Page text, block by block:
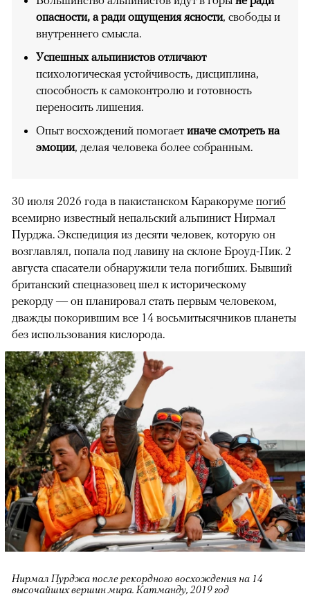
опасности, а ради ощущения ясности, свободы и
внутреннего смысла.
Успешных альпинистов отличают
психологическая устойчивость, дисциплина,
способность к самоконтролю и готовность
переносить лишения.
Опыт восхождений помогает иначе смотреть на
эмоции, делая человека более собранным.
30 июля 2026 года в пакистанском Каракоруме погиб
всемирно известный непальский альпинист Нирмал
Пурджа. Экспедиция из десяти человек, которую он
возглавлял, попала под лавину на склоне Броуд-Пик. 2
августа спасатели обнаружили тела погибших. Бывший
британский спецназовец шел к историческому
рекорду — он планировал стать первым человеком,
дважды покорившим все 14 восьмитысячников планеты
без использования кислорода.
Нирмал Пурджа после рекордного восхождения на 14
высочайших вершин мира. Катманду, 2019 год